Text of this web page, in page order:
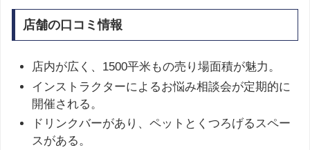
店舗の口コミ情報
店内が広く、1500平米もの売り場面積が魅力。
インストラクターによるお悩み相談会が定期的に
開催される。
ドリンクバーがあり、ペットとくつろげるスペー
スがある。